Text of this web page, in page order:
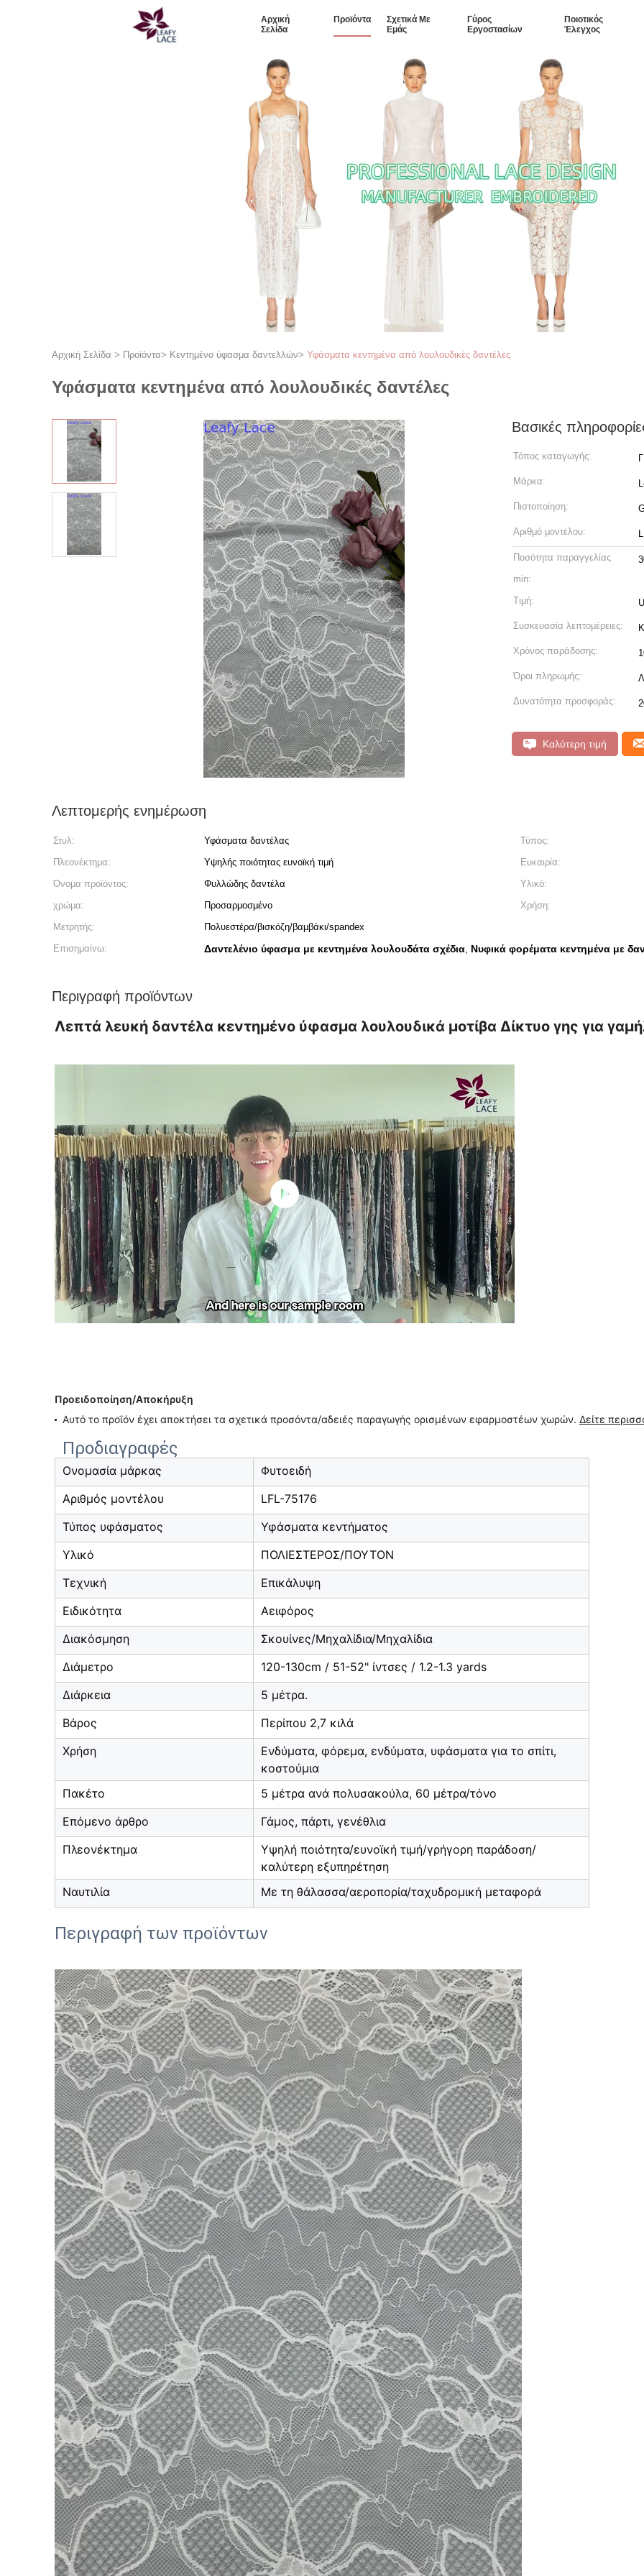
Αρχική
Σελίδα
Προϊόντα
Σχετικά Με
Εμάς
Γύρος
Εργοστασίων
Ποιοτικός
Έλεγχος
Αρχική Σελίδα > Προϊόντα> Κεντημένο ύφασμα δαντελλών> Υφάσματα κεντημένα από λουλουδικές δαντέλες
Υφάσματα κεντημένα από λουλουδικές δαντέλες
Βασικές
Τόπος καταγωγής:
Μάρκα:
Πιστοποίηση:
Αριθμό μοντέλου:
Ποσότητα παραγγελίας
min:
Τιμή:
Συσκευασία λεπτομέρειες:
Χρόνος παράδοσης:
Όροι πληρωμής:
Δυνατότητα προσφοράς:
Καλύτερη τιμή
Λεπτομερής ενημέρωση
Στυλ: Υφάσματα δαντέλας Τύπος:
Πλεονέκτημα:
Υψηλής ποιότητας ευνοϊκή τιμή Ευκαιρία:
Όνομα προϊόντος:
Φυλλώδης δαντέλα Υλικό:
χρώμα:
Προσαρμοσμένο Χρήση:
Μετρητής:
Πολυεστέρα/βισκόζη/βαμβάκι/spandex
Επισημαίνω:
Δαντελένιο ύφασμα με κεντημένα λουλουδάτα σχέδια, Νυφικά φορέματα κεντημένα με
Περιγραφή προϊόντων
Λεπτά λευκή δαντέλα κεντημένο ύφασμα λουλουδικά μοτίβα Δίκτυο γης για
Προειδοποίηση/Αποκήρυξη
Αυτό το προϊόν έχει αποκτήσει τα σχετικά προσόντα/αδειές παραγωγής ορισμένων εφαρμοστέων χωρών. Δείτε
Προδιαγραφές
Ονομασία μάρκας
Φυτοειδή
Αριθμός μοντέλου
LFL-75176
Τύπος υφάσματος
Υφάσματα κεντήματος
Υλικό
ΠΟΛΙΕΣΤΕΡΟΣ/ΠΟΥΤΟΝ
Τεχνική
Επικάλυψη
Ειδικότητα
Αειφόρος
Διακόσμηση
Σκουίνες/Μηχαλίδια/Μηχαλίδια
Διάμετρο
120-130cm / 51-52" ίντσες / 1.2-1.3 yards
Διάρκεια
5 μέτρα.
Βάρος
Περίπου 2,7 κιλά
Χρήση
Ενδύματα, φόρεμα, ενδύματα, υφάσματα για το σπίτι,
κοστούμια
Πακέτο
5 μέτρα ανά πολυσακούλα, 60 μέτρα/τόνο
Επόμενο άρθρο
Γάμος, πάρτι, γενέθλια
Πλεονέκτημα
Υψηλή ποιότητα/ευνοϊκή τιμή/γρήγορη παράδοση/
καλύτερη εξυπηρέτηση
Ναυτιλία
Με τη θάλασσα/αεροπορία/ταχυδρομική μεταφορά
Περιγραφή των προϊόντων